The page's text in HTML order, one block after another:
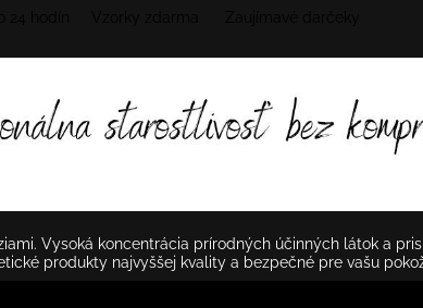
Vysoká koncentrácia prírodných účinných látok a
produkty najvyššej kvality a bezpečné pre vašu